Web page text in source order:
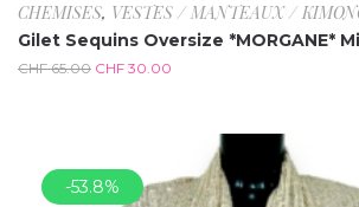
CHEMISES, VESTES / MANTEAUX /
Gilet Sequins Oversize *MORGANE*
CHF65.00 CHF 30.00
-53.8%